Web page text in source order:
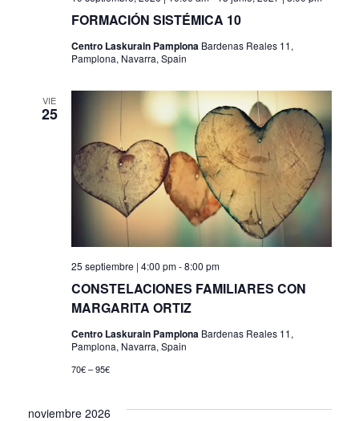
FORMACIÓN SISTÉMICA 10
Centro Laskurain Pamplona Bardenas Reales 11,
Pamplona, Navarra, Spain
VIE
25
CONSTELACIONES FAMILIARES CON
MARGARITA ORTIZ
25 septiembre | 4:00 pm-8:00 pm
Centro Laskurain Pamplona Bardenas Reales 11,
Pamplona, Navarra, Spain
70€ – 95€
noviembre 2026